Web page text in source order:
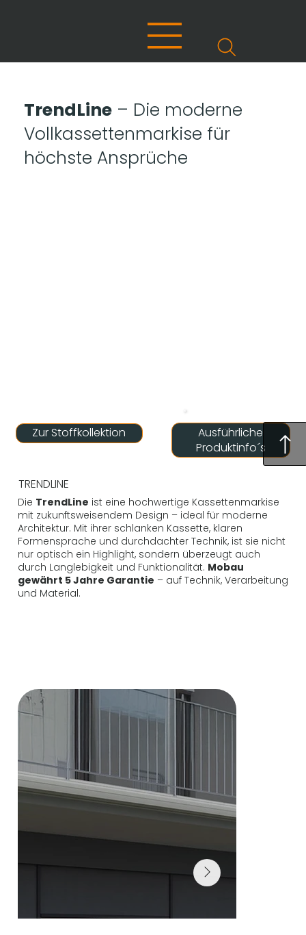
TrendLine – Die moderne
Vollkassettenmarkise für
höchste Ansprüche
TRENDLINE
Die TrendLine ist eine hochwertige Kassettenmarkise
mit zukunftsweisendem Design – ideal für moderne
Architektur. Mit ihrer schlanken Kassette, klaren
Formensprache und durchdachter Technik, ist sie nicht
nur optisch ein Highlight, sondern überzeugt auch
durch Langlebigkeit und Funktionalität. Mobau
gewährt 5 Jahre Garantie – auf Technik, Verarbeitung
und Material.
Zur Stoffkollektion
Ausführliche
Produktinfo´s